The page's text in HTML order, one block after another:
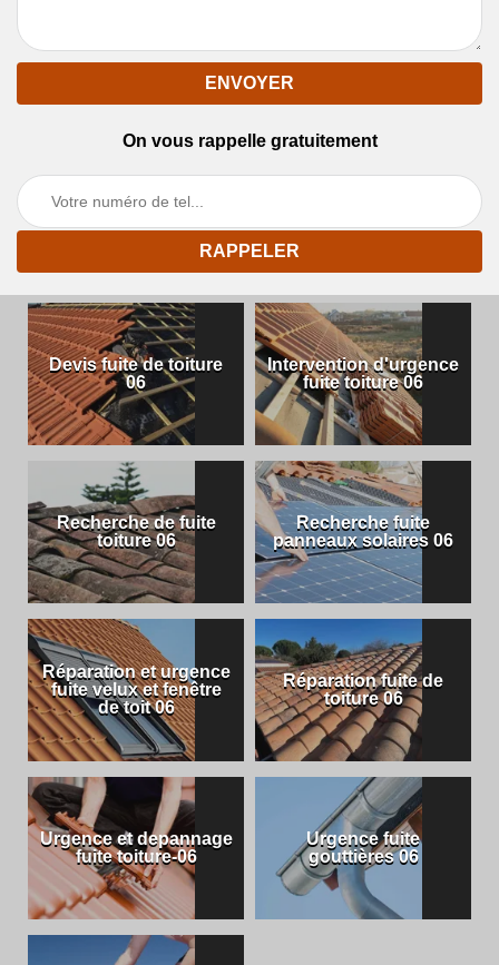
On vous rappelle gratuitement
Devis fuite de toiture
06
Intervention d'urgence
fuite toiture 06
Recherche de fuite
toiture 06
Recherche fuite
panneaux solaires 06
Réparation et urgence
fuite velux et fenêtre
de toit 06
Réparation fuite de
toiture 06
Urgence et depannage
fuite toiture-06
Urgence fuite
gouttières 06